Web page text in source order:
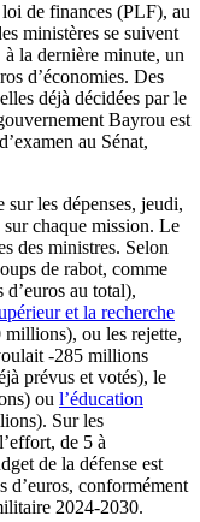
de finances (PLF), au
ministères se suivent
à la dernière minute, un
d’économies. Des
déjà décidées par le
Bayrou est
au Sénat,
les dépenses, jeudi,
chaque mission. Le
des ministres. Selon
de rabot, comme
au total),
et la recherche
millions), ou les rejette,
-285 millions
prévus et votés), le
ou l’éducation
Sur les
de 5 à
de la défense est
d’euros, conformément
2024-2030.